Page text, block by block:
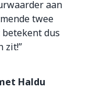
aan
twee
dus
zit!”
Haldu